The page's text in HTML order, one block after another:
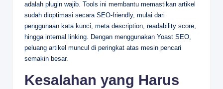
adalah plugin wajib. Tools ini membantu memastikan artikel
sudah dioptimasi secara SEO-friendly, mulai dari
penggunaan kata kunci, meta description, readability score,
hingga internal linking. Dengan menggunakan Yoast SEO,
peluang artikel muncul di peringkat atas mesin pencari
semakin besar.
Kesalahan yang Harus